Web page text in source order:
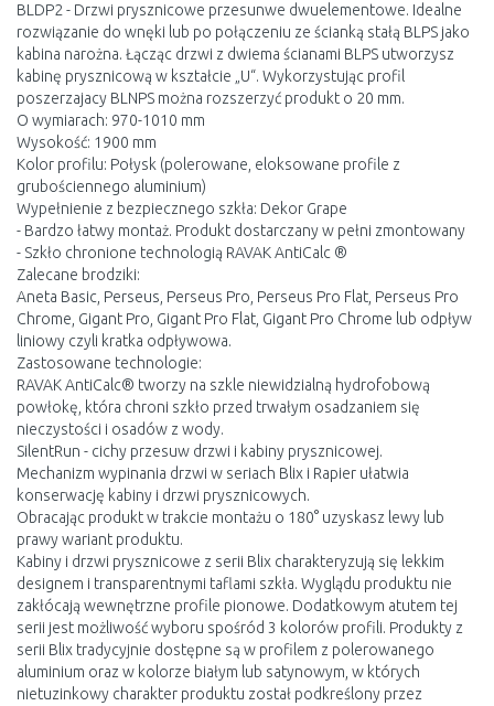
BLDP2 - Drzwi prysznicowe przesunwe dwuelementowe. Idealne
rozwiązanie do wnęki lub po połączeniu ze ścianką stałą BLPS jako
kabina narożna. Łącząc drzwi z dwiema ścianami BLPS utworzysz
kabinę prysznicową w kształcie „U“. Wykorzystując profil
poszerzajacy BLNPS można rozszerzyć produkt o 20 mm.
O wymiarach: 970-1010 mm
Wysokość: 1900 mm
Kolor profilu: Połysk (polerowane, eloksowane profile z
grubościennego aluminium)
Wypełnienie z bezpiecznego szkła: Dekor Grape
- Bardzo łatwy montaż. Produkt dostarczany w pełni zmontowany
- Szkło chronione technologią RAVAK AntiCalc ®
Zalecane brodziki:
Aneta Basic, Perseus, Perseus Pro, Perseus Pro Flat, Perseus Pro
Chrome, Gigant Pro, Gigant Pro Flat, Gigant Pro Chrome lub odpływ
liniowy czyli kratka odpływowa.
Zastosowane technologie:
RAVAK AntiCalc® tworzy na szkle niewidzialną hydrofobową
powłokę, która chroni szkło przed trwałym osadzaniem się
nieczystości i osadów z wody.
SilentRun - cichy przesuw drzwi i kabiny prysznicowej.
Mechanizm wypinania drzwi w seriach Blix i Rapier ułatwia
konserwację kabiny i drzwi prysznicowych.
Obracając produkt w trakcie montażu o 180° uzyskasz lewy lub
prawy wariant produktu.
Kabiny i drzwi prysznicowe z serii Blix charakteryzują się lekkim
designem i transparentnymi taflami szkła. Wyglądu produktu nie
zakłócają wewnętrzne profile pionowe. Dodatkowym atutem tej
serii jest możliwość wyboru spośród 3 kolorów profili. Produkty z
serii Blix tradycyjnie dostępne są w profilem z polerowanego
aluminium oraz w kolorze białym lub satynowym, w których
nietuzinkowy charakter produktu został podkreślony przez